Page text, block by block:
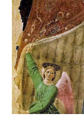
abbracciando invece
meraviglia,
sorprendente.
cambiamenti
complessità.
canti, composto da
d'amore tra Venere e